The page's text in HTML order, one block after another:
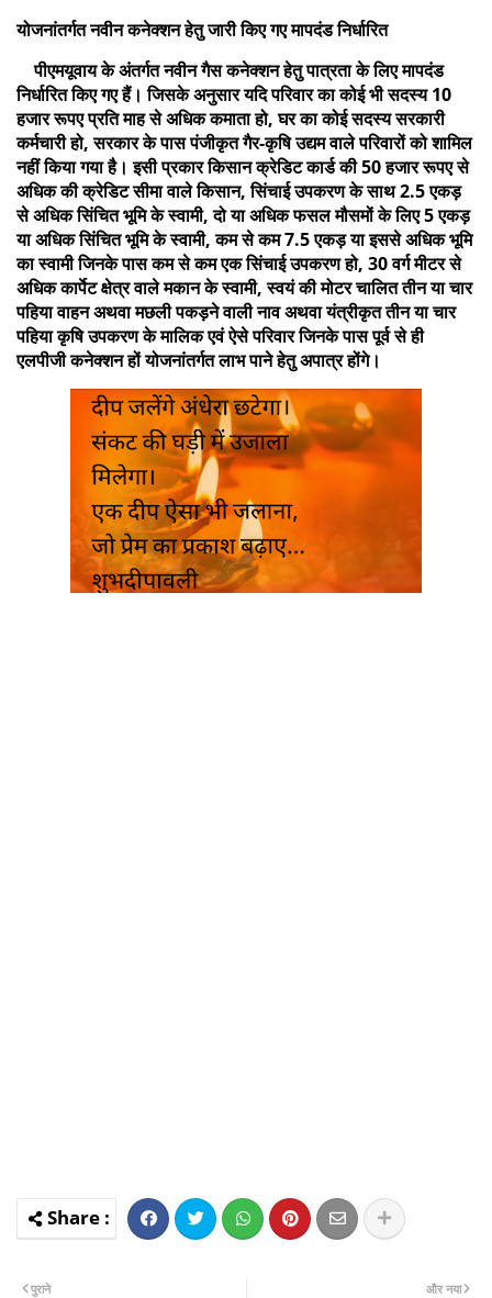
योजनांतर्गत नवीन कनेक्शन हेतु जारी किए गए मापदंड निर्धारित
पीएमयूवाय के अंतर्गत नवीन गैस कनेक्शन हेतु पात्रता के लिए मापदंड
निर्धारित किए गए हैं। जिसके अनुसार यदि परिवार का कोई भी सदस्य 10
हजार रूपए प्रति माह से अधिक कमाता हो, घर का कोई सदस्य सरकारी
कर्मचारी हो, सरकार के पास पंजीकृत गैर-कृषि उद्यम वाले परिवारों को शामिल
नहीं किया गया है। इसी प्रकार किसान क्रेडिट कार्ड की 50 हजार रूपए से
अधिक की क्रेडिट सीमा वाले किसान, सिंचाई उपकरण के साथ 2.5 एकड़
से अधिक सिंचित भूमि के स्वामी, दो या अधिक फसल मौसमों के लिए 5 एकड़
या अधिक सिंचित भूमि के स्वामी, कम से कम 7.5 एकड़ या इससे अधिक भूमि
का स्वामी जिनके पास कम से कम एक सिंचाई उपकरण हो, 30 वर्ग मीटर से
अधिक कार्पेट क्षेत्र वाले मकान के स्वामी, स्वयं की मोटर चालित तीन या चार
पहिया वाहन अथवा मछली पकड़ने वाली नाव अथवा यंत्रीकृत तीन या चार
पहिया कृषि उपकरण के मालिक एवं ऐसे परिवार जिनके पास पूर्व से ही
एलपीजी कनेक्शन हों योजनांतर्गत लाभ पाने हेतु अपात्र होंगे।
और नया
पुराने